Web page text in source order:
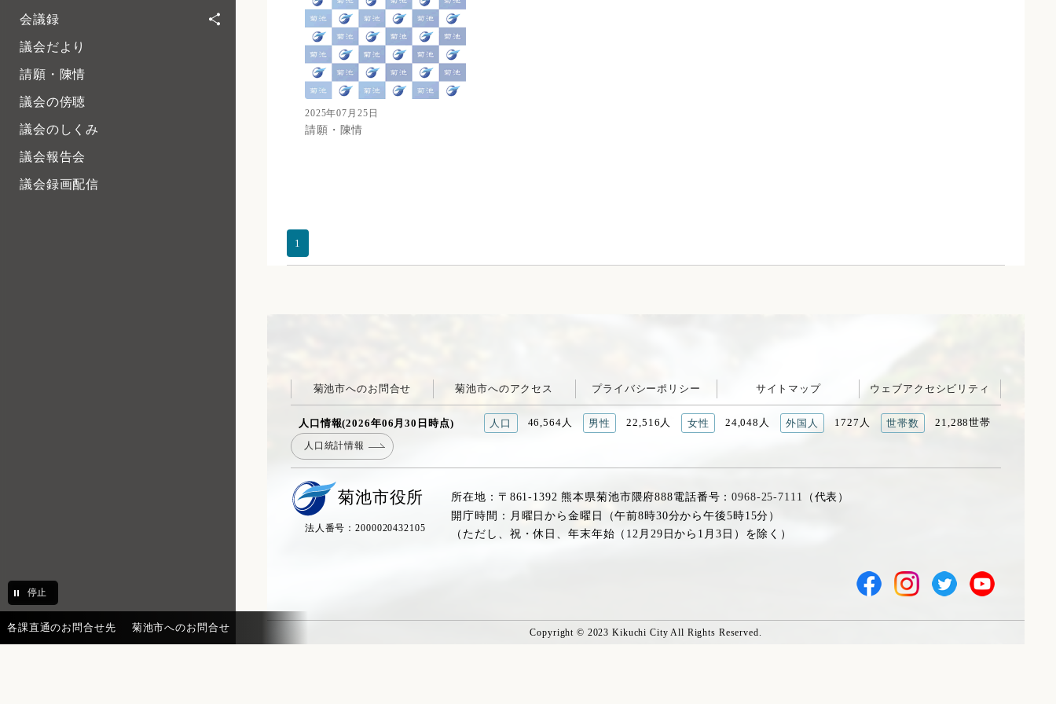
会議録
議会だより
請願・陳情
議会の傍聴
議会のしくみ
議会報告会
議会録画配信
停止
2025年07月25日
請願・陳情
1
菊池市へのお問合せ 菊池市へのアクセス プライバシーポリシー サイトマップ ウェブアクセシビリティ
人口情報(2026年06月30日時点) 人口 46,564人 男性 22,516人 女性 24,048人 外国人 1727人 世帯数 21,288世帯
人口統計情報
菊池市役所
法人番号：2000020432105
所在地：〒861-1392 熊本県菊池市隈府888電話番号：0968-25-7111
（代表）
開庁時間：月曜日から金曜日（午前8時30分から午後5時15分）
（ただし、祝・休日、年末年始（12月29日から1月3日）を除く）
Copyright © 2023 Kikuchi City All Rights Reserved.
各課直通のお問合せ先 菊池市へのお問合せ